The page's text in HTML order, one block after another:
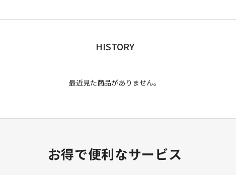
HISTORY
最近見た商品がありません。
お得で便利なサービス